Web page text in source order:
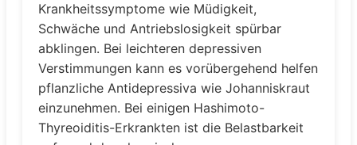
Krankheitssymptome wie Müdigkeit,
Schwäche und Antriebslosigkeit spürbar
abklingen. Bei leichteren depressiven
Verstimmungen kann es vorübergehend helfen
pflanzliche Antidepressiva wie Johanniskraut
einzunehmen. Bei einigen Hashimoto-
Thyreoiditis-Erkrankten ist die Belastbarkeit